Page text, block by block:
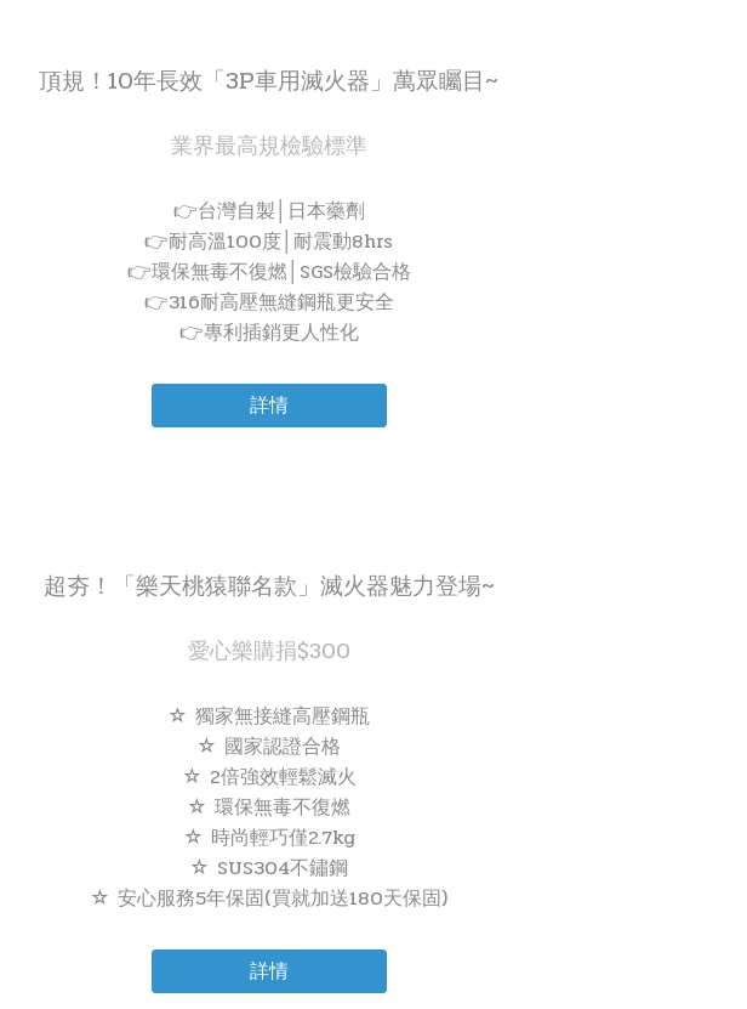
頂規！10年長效「3P車用滅火器」萬眾矚目~
業界最高規檢驗標準
👉台灣自製│日本藥劑
👉耐高溫100度│耐震動8hrs
👉環保無毒不復燃│SGS檢驗合格
👉316耐高壓無縫鋼瓶更安全
👉專利插銷更人性化
詳情
超夯！「樂天桃猿聯名款」滅火器魅力登場~
愛心樂購捐$300
☆ 獨家無接縫高壓鋼瓶
☆ 國家認證合格
☆ 2倍強效輕鬆滅火
☆ 環保無毒不復燃
☆ 時尚輕巧僅2.7kg
☆ SUS304不鏽鋼
☆ 安心服務5年保固(買就加送180天保固)
詳情